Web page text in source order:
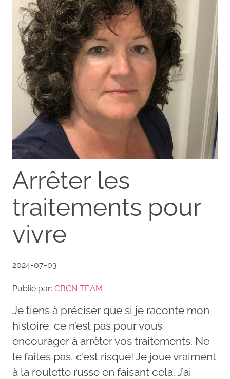
Arrêter les
traitements pour
vivre
2024-07-03
Publié par: CBCN TEAM
Je tiens à préciser que si je raconte mon
histoire, ce n’est pas pour vous
encourager à arrêter vos traitements. Ne
le faites pas, c’est risqué! Je joue vraiment
à la roulette russe en faisant cela. J’ai